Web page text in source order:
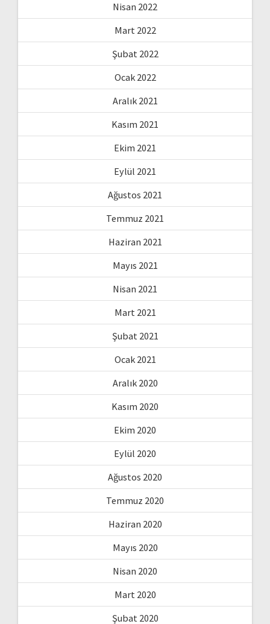
Nisan 2022
Mart 2022
Şubat 2022
Ocak 2022
Aralık 2021
Kasım 2021
Ekim 2021
Eylül 2021
Ağustos 2021
Temmuz 2021
Haziran 2021
Mayıs 2021
Nisan 2021
Mart 2021
Şubat 2021
Ocak 2021
Aralık 2020
Kasım 2020
Ekim 2020
Eylül 2020
Ağustos 2020
Temmuz 2020
Haziran 2020
Mayıs 2020
Nisan 2020
Mart 2020
Şubat 2020